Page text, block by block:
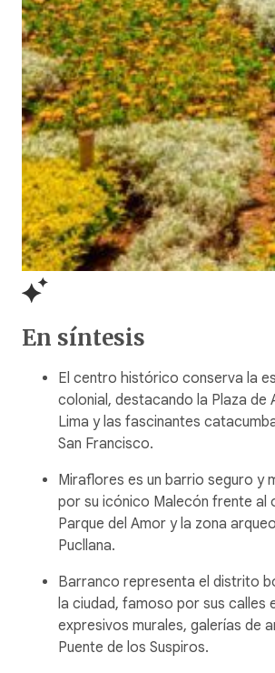
En síntesis
El centro histórico conserva la
colonial, destacando la Plaza de
Lima y las fascinantes
San Francisco.
Miraflores es un barrio seguro y
por su icónico Malecón frente al
Parque del Amor y la zona
Pucllana.
Barranco representa el distrito
la ciudad, famoso por sus calles
expresivos murales, galerías de
Puente de los Suspiros.